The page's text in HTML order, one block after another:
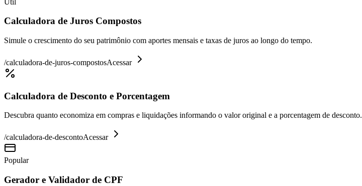
Calculadora de Juros Compostos
Simule o crescimento do seu patrimônio com aportes mensais e taxas de juros ao longo do tempo.
/calculadora-de-juros-compostosAcessar
Calculadora de Desconto e Porcentagem
Descubra quanto economiza em compras e liquidações informando o valor original e a porcentagem de desconto.
/calculadora-de-descontoAcessar
Popular
Gerador e Validador de CPF